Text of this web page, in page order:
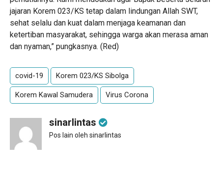
jajaran Korem 023/KS tetap dalam lindungan Allah SWT,
sehat selalu dan kuat dalam menjaga keamanan dan
ketertiban masyarakat, sehingga warga akan merasa aman
dan nyaman,” pungkasnya. (Red)
covid-19 Korem 023/KS Sibolga
Korem Kawal Samudera Virus Corona
sinarlintas
Pos lain oleh sinarlintas